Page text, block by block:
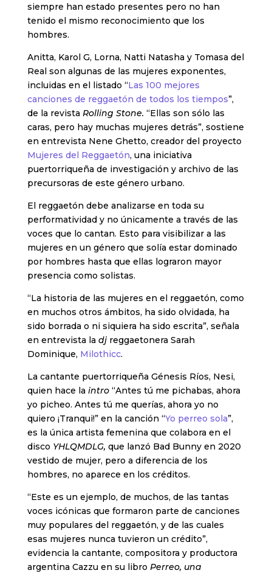
siempre han estado presentes pero no han
tenido el mismo reconocimiento que los
hombres.
Anitta, Karol G, Lorna, Natti Natasha y Tomasa del
Real son algunas de las mujeres exponentes,
incluidas en el listado “Las 100 mejores
canciones de reggaetón de todos los tiempos”,
de la revista Rolling Stone. “Ellas son sólo las
caras, pero hay muchas mujeres detrás”, sostiene
en entrevista Nene Ghetto, creador del proyecto
Mujeres del Reggaetón, una iniciativa
puertorriqueña de investigación y archivo de las
precursoras de este género urbano.
El reggaetón debe analizarse en toda su
performatividad y no únicamente a través de las
voces que lo cantan. Esto para visibilizar a las
mujeres en un género que solía estar dominado
por hombres hasta que ellas lograron mayor
presencia como solistas.
“La historia de las mujeres en el reggaetón, como
en muchos otros ámbitos, ha sido olvidada, ha
sido borrada o ni siquiera ha sido escrita”, señala
en entrevista la dj reggaetonera Sarah
Dominique, Milothicc.
La cantante puertorriqueña Génesis Ríos, Nesi,
quien hace la intro“Antes tú me pichabas, ahora
yo picheo. Antes tú me querías, ahora yo no
quiero ¡Tranqui!” en la canción “Yo perreo sola”,
es la única artista femenina que colabora en el
disco YHLQMDLG, que lanzó Bad Bunny en 2020
vestido de mujer, pero a diferencia de los
hombres, no aparece en los créditos.
“Este es un ejemplo, de muchos, de las tantas
voces icónicas que formaron parte de canciones
muy populares del reggaetón, y de las cuales
esas mujeres nunca tuvieron un crédito”,
evidencia la cantante, compositora y productora
argentina Cazzu en su libro Perreo, una